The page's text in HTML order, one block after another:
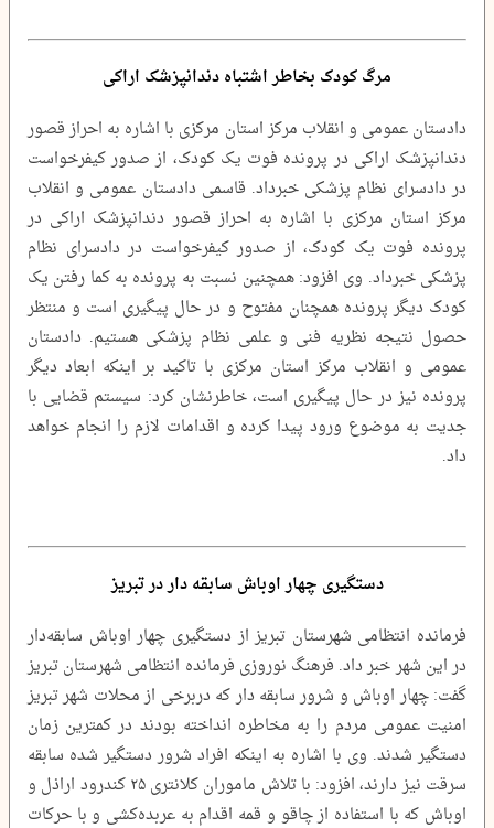
مرگ کودک بخاطر اشتباه دندانپزشک اراکی
دادستان عمومی و انقلاب مرکز استان مرکزی با اشاره به احراز قصور
دندانپزشک اراکی در پرونده فوت یک کودک، از صدور کیفرخواست
در دادسرای نظام پزشکی خبرداد. قاسمی دادستان عمومی و انقلاب
مرکز استان مرکزی با اشاره به احراز قصور دندانپزشک اراکی در
پرونده فوت یک کودک، از صدور کیفرخواست در دادسرای نظام
پزشکی خبرداد. وی افزود: همچنین نسبت به پرونده به کما رفتن یک
کودک دیگر پرونده همچنان مفتوح و در حال پیگیری است و منتظر
حصول نتیجه نظریه فنی و علمی نظام پزشکی هستیم. دادستان
عمومی و انقلاب مرکز استان مرکزی با تاکید بر اینکه ابعاد دیگر
پرونده نیز در حال پیگیری است، خاطرنشان کرد: سیستم قضایی با
جدیت به موضوع ورود پیدا کرده و اقدامات لازم را انجام خواهد
داد.
دستگیری چهار اوباش سابقه دار در تبریز
فرمانده انتظامی شهرستان تبریز از دستگیری چهار اوباش سابقه‌دار
در این شهر خبر داد. فرهنگ نوروزی فرمانده انتظامی شهرستان تبریز
گفت: چهار اوباش و شرور سابقه دار که دربرخی از محلات شهر تبریز
امنیت عمومی مردم را به مخاطره انداخته بودند در کمترین زمان
دستگیر شدند. وی با اشاره به اینکه افراد شرور دستگیر شده سابقه
سرقت نیز دارند، افزود: با تلاش ماموران کلانتری ۲۵ کندرود اراذل و
اوباش که با استفاده از چاقو و قمه اقدام به عربده‌کشی و با حرکات